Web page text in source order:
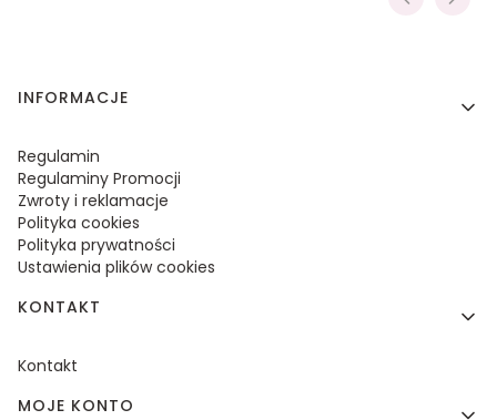
Linki w stopce
INFORMACJE
Regulamin
Regulaminy Promocji
Zwroty i reklamacje
Polityka cookies
Polityka prywatności
Ustawienia plików cookies
KONTAKT
Kontakt
MOJE KONTO